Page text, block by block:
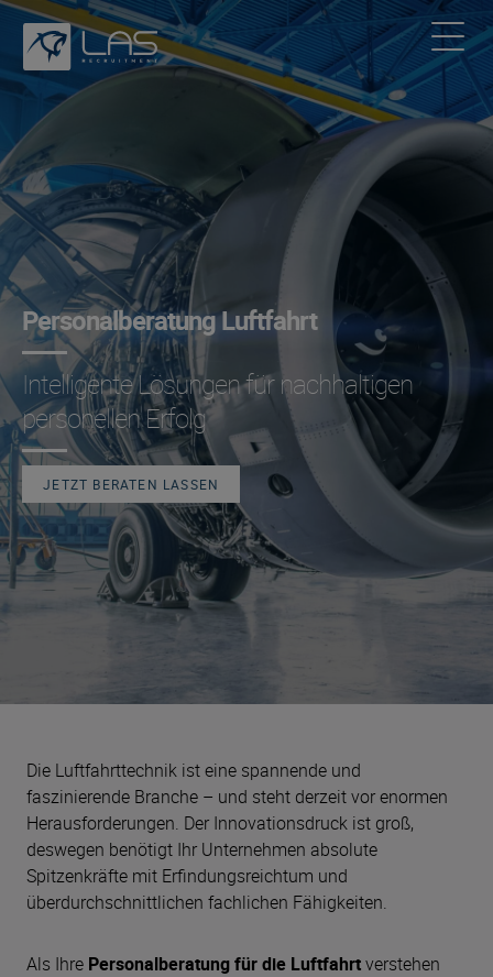
Personalberatung Luftfahrt
Intelligente Lösungen für nachhaltigen
personellen Erfolg
JETZT BERATEN LASSEN
Die Luftfahrttechnik ist eine spannende und
faszinierende Branche – und steht derzeit vor enormen
Herausforderungen. Der Innovationsdruck ist groß,
deswegen benötigt Ihr Unternehmen absolute
Spitzenkräfte mit Erfindungsreichtum und
überdurchschnittlichen fachlichen Fähigkeiten.
Als Ihre Personalberatung für die Luftfahrtverstehen